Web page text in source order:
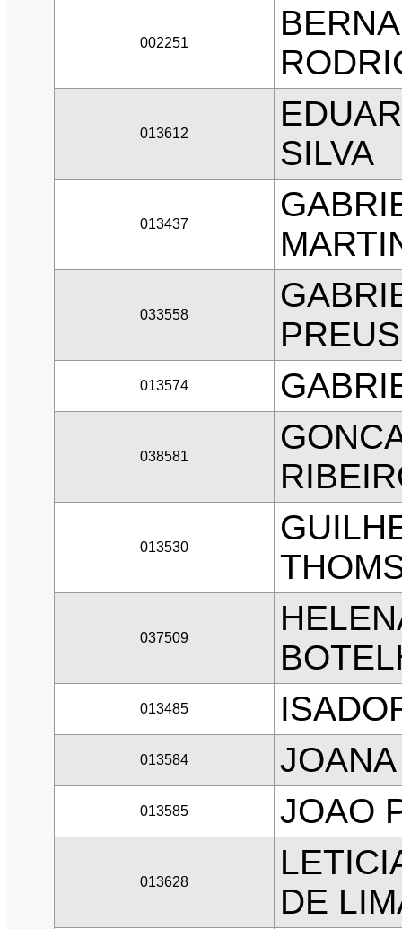
002251
013612
SILVA
013437
033558
013574
038581
013530
037509
013485
013584
013585 JOAO
013628
DE